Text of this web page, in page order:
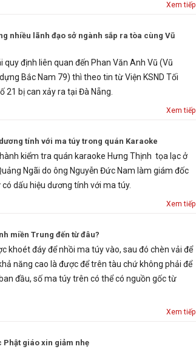
Xem tiếp
nhiều lãnh đạo sở ngành sắp ra tòa cùng Vũ
định liên quan đến Phan Văn Anh Vũ (Vũ
Bắc Nam 79) thì theo tin từ Viện KSND Tối
21 bị can xảy ra tại Đà Nẵng.
Xem tiếp
tính với ma túy trong quán Karaoke
kiểm tra quán karaoke Hưng Thịnh tọa lạc ở
Ngãi do ông Nguyễn Đức Nam làm giám đốc
dấu hiệu dương tính với ma túy.
Xem tiếp
miền Trung đến từ đâu?
khoét đáy để nhồi ma túy vào, sau đó chèn vải để
năng cao là được để trên tàu chứ không phải để
đầu, số ma túy trên có thể có nguồn gốc từ
Xem tiếp
Phật giáo xin giảm nhẹ